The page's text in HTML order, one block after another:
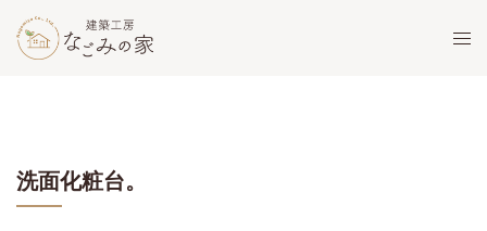
ト
洗面化粧台。